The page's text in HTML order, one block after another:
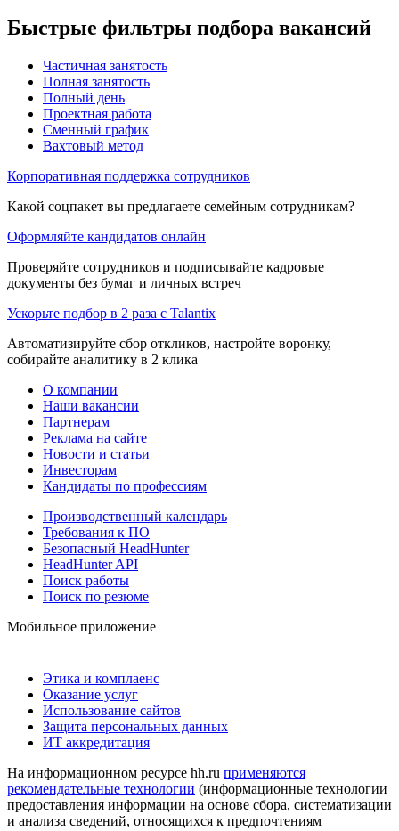
Быстрые фильтры подбора вакансий
Частичная занятость
Полная занятость
Полный день
Проектная работа
Сменный график
Вахтовый метод
Корпоративная поддержка сотрудников
Какой соцпакет вы предлагаете семейным сотрудникам?
Оформляйте кандидатов онлайн
Проверяйте сотрудников и подписывайте кадровые
документы без бумаг и личных встреч
Ускорьте подбор в 2 раза с Talantix
Автоматизируйте сбор откликов, настройте воронку,
собирайте аналитику в 2 клика
О компании
Наши вакансии
Партнерам
Реклама на сайте
Новости и статьи
Инвесторам
Кандидаты по профессиям
Производственный календарь
Требования к ПО
Безопасный HeadHunter
HeadHunter API
Поиск работы
Поиск по резюме
Мобильное приложение
Этика и комплаенс
Оказание услуг
Использование сайтов
Защита персональных данных
ИТ аккредитация
На информационном ресурсе hh.ru применяются
рекомендательные технологии (информационные технологии
предоставления информации на основе сбора, систематизации
и анализа сведений, относящихся к предпочтениям